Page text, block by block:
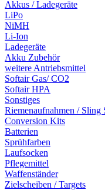
Akkus / Ladegeräte
LiPo
NiMH
Li-Ion
Ladegeräte
Akku Zubehör
weitere Antriebsmittel
Softair Gas/ CO2
Softair HPA
Sonstiges
Riemenaufnahmen / Sling
Conversion Kits
Batterien
Sprühfarben
Laufsocken
Pflegemittel
Waffenständer
Zielscheiben / Targets